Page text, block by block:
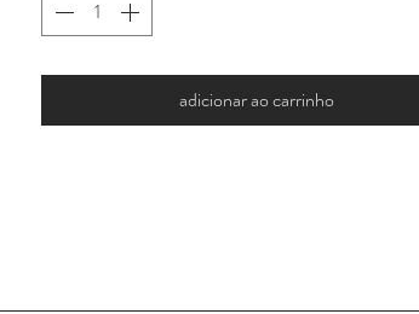
adicionar ao carrinho